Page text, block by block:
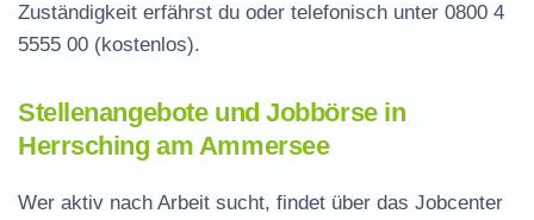
Zuständigkeit erfährst du oder telefonisch unter 0800 4
5555 00 (kostenlos).
Stellenangebote und Jobbörse in
Herrsching am Ammersee
Wer aktiv nach Arbeit sucht, findet über das Jobcenter